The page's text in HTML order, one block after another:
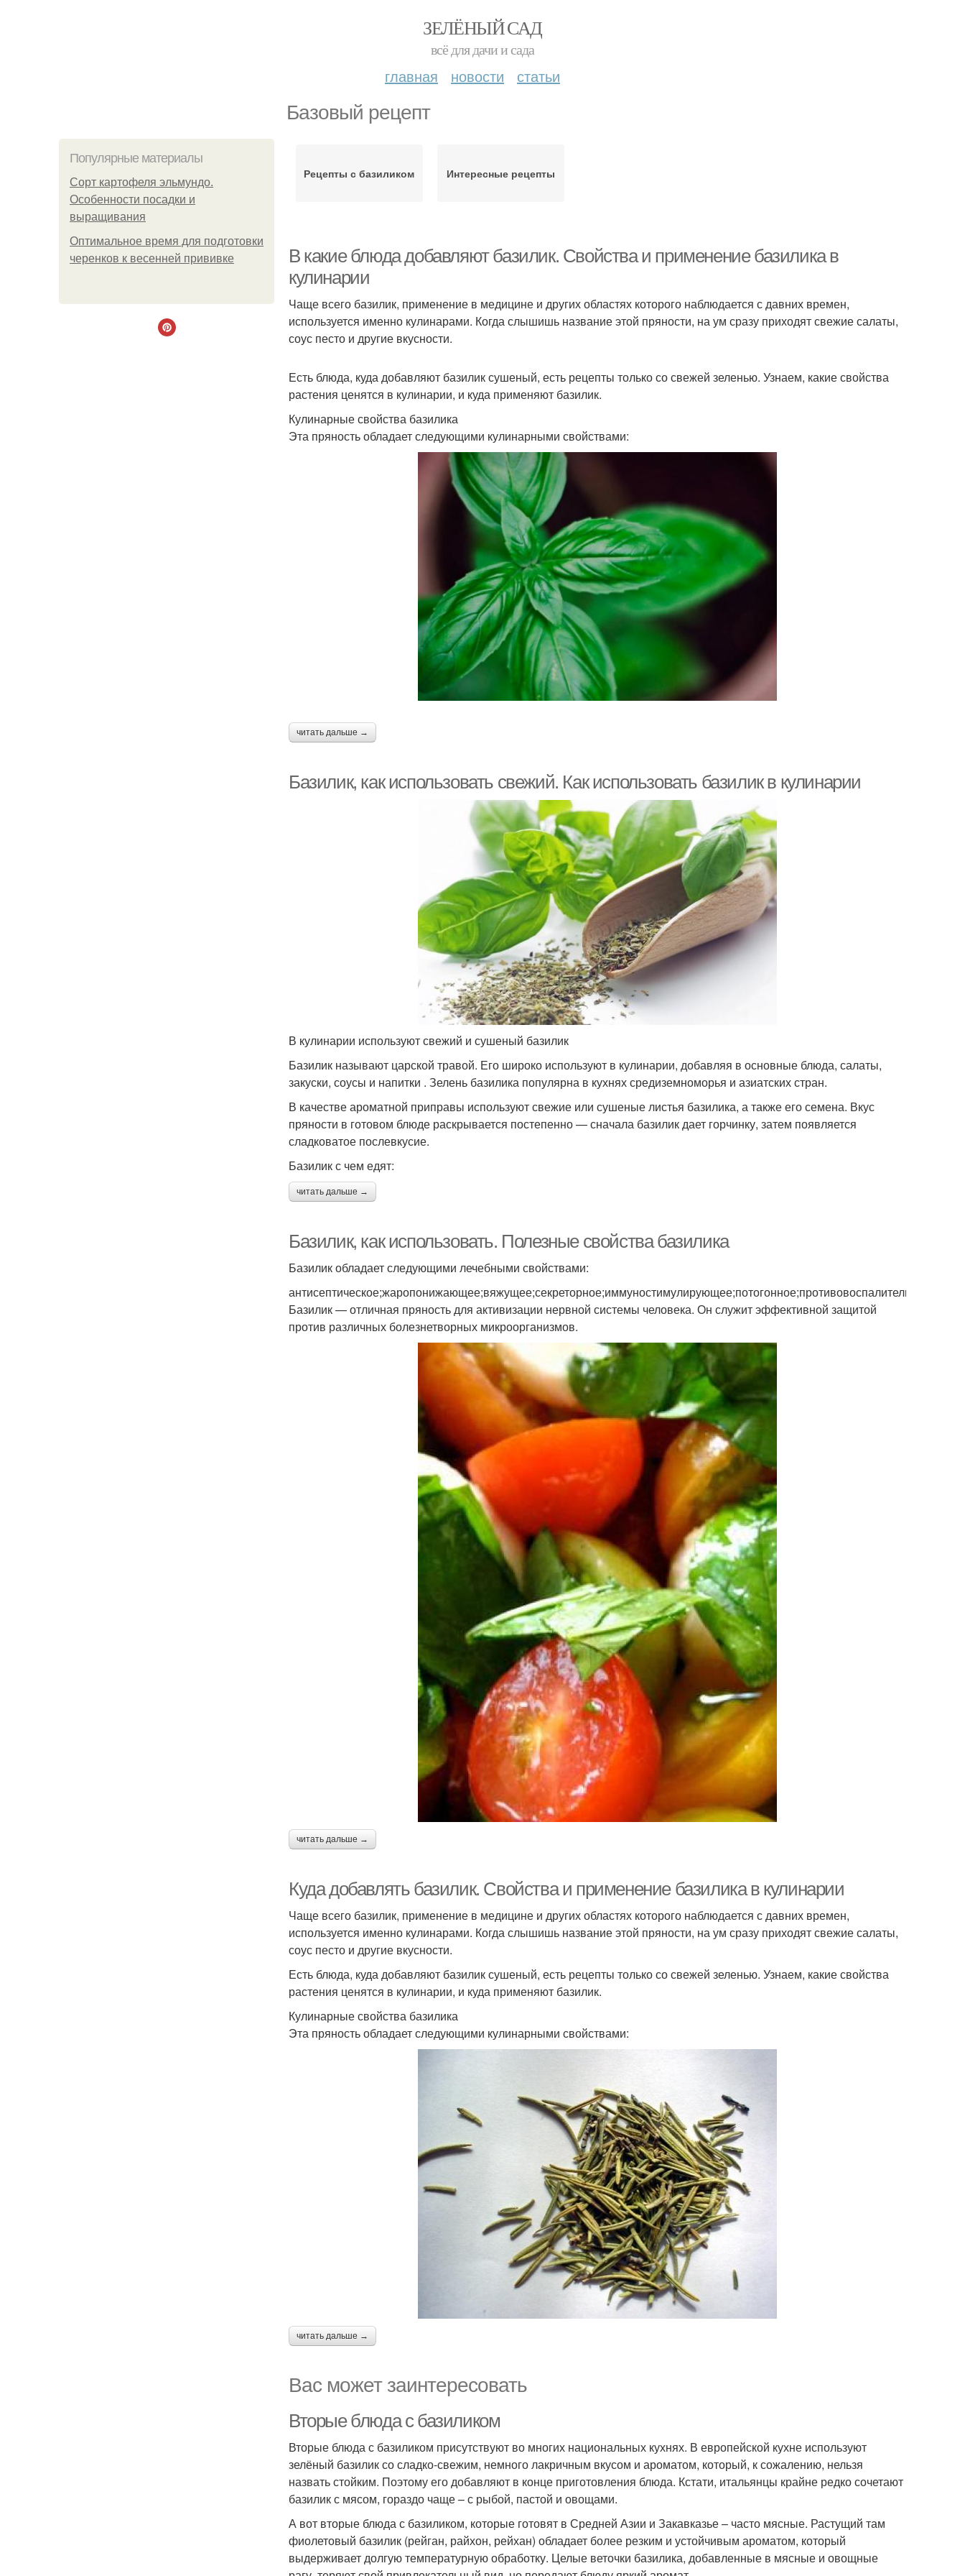
ЗЕЛЁНЫЙ САД
всё для дачи и сада
главная новости статьи
Базовый рецепт
Популярные материалы
Сорт картофеля эльмундо.
Особенности посадки и
выращивания
Оптимальное время для подготовки
черенков к весенней прививке
Рецепты с базиликом Интересные рецепты
В какие блюда добавляют базилик. Свойства и применение базилика в
кулинарии
Чаще всего базилик, применение в медицине и других областях которого наблюдается с давних времен,
используется именно кулинарами. Когда слышишь название этой пряности, на ум сразу приходят свежие салаты,
соус песто и другие вкусности.
Есть блюда, куда добавляют базилик сушеный, есть рецепты только со свежей зеленью. Узнаем, какие свойства
растения ценятся в кулинарии, и куда применяют базилик.
Кулинарные свойства базилика
Эта пряность обладает следующими кулинарными свойствами:
читать дальше →
Базилик, как использовать свежий. Как использовать базилик в кулинарии
В кулинарии используют свежий и сушеный базилик
Базилик называют царской травой. Его широко используют в кулинарии, добавляя в основные блюда, салаты,
закуски, соусы и напитки . Зелень базилика популярна в кухнях средиземноморья и азиатских стран.
В качестве ароматной приправы используют свежие или сушеные листья базилика, а также его семена. Вкус
пряности в готовом блюде раскрывается постепенно — сначала базилик дает горчинку, затем появляется
сладковатое послевкусие.
Базилик с чем едят:
читать дальше →
Базилик, как использовать. Полезные свойства базилика
Базилик обладает следующими лечебными свойствами:
Базилик — отличная пряность для активизации нервной системы человека. Он служит эффективной защитой
против различных болезнетворных микроорганизмов.
читать дальше →
Куда добавлять базилик. Свойства и применение базилика в кулинарии
Чаще всего базилик, применение в медицине и других областях которого наблюдается с давних времен,
используется именно кулинарами. Когда слышишь название этой пряности, на ум сразу приходят свежие салаты,
соус песто и другие вкусности.
Есть блюда, куда добавляют базилик сушеный, есть рецепты только со свежей зеленью. Узнаем, какие свойства
растения ценятся в кулинарии, и куда применяют базилик.
Кулинарные свойства базилика
Эта пряность обладает следующими кулинарными свойствами:
читать дальше →
Вас может заинтересовать
Вторые блюда с базиликом
Вторые блюда с базиликом присутствуют во многих национальных кухнях. В европейской кухне используют
зелёный базилик со сладко-свежим, немного лакричным вкусом и ароматом, который, к сожалению, нельзя
назвать стойким. Поэтому его добавляют в конце приготовления блюда. Кстати, итальянцы крайне редко сочетают
базилик с мясом, гораздо чаще – с рыбой, пастой и овощами.
А вот вторые блюда с базиликом, которые готовят в Средней Азии и Закавказье – часто мясные. Растущий там
фиолетовый базилик (рейган, райхон, рейхан) обладает более резким и устойчивым ароматом, который
выдерживает долгую температурную обработку. Целые веточки базилика, добавленные в мясные и овощные